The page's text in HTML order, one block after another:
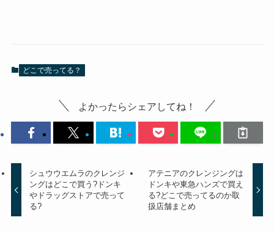
どこで売ってる？
よかったらシェアしてね！
シュウウエムラのクレンジ
ングはどこで買う?ドンキ
やドラッグストアで売って
る?
アテニアのクレンジングは
ドンキや東急ハンズで買え
る?どこで売ってるのか取
扱店舗まとめ